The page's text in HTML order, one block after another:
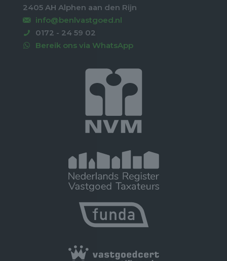
2405 AH Alphen aan den Rijn
info@benlvastgoed.nl
0172 - 24 59 02
Bereik ons via WhatsApp